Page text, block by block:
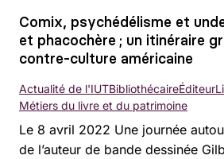
Comix, psychédélisme et
et phacochère ; un itinéraire
contre-culture américaine
Le 8 avril 2022 Une journée
de l’auteur de bande dessinée
Actualité de l'IUTBibliothécaireÉditeur
Métiers du livre et du patrimoine